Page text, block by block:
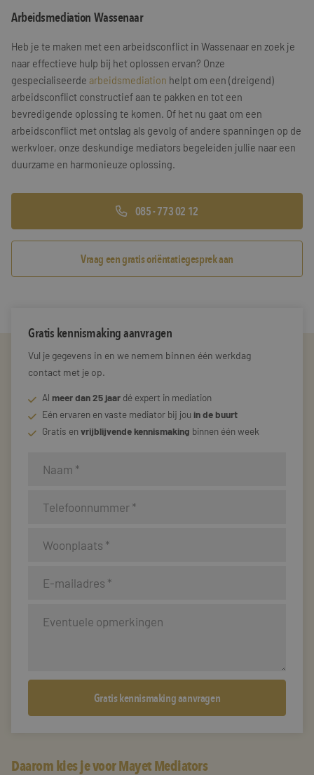
Training & Leiderschap
Referenties
Blogs
Documenten
Gratis folder
Contact
Arbeidsmediation Wassenaar
Heb je te maken met een arbeidsconflict in Wassenaar en zoek je
naar effectieve hulp bij het oplossen ervan? Onze
gespecialiseerde arbeidsmediation helpt om een (dreigend)
arbeidsconflict constructief aan te pakken en tot een
bevredigende oplossing te komen. Of het nu gaat om een
arbeidsconflict met ontslag als gevolg of andere spanningen op de
werkvloer, onze deskundige mediators begeleiden jullie naar een
duurzame en harmonieuze oplossing.
085 - 773 02 12
Vraag een gratis oriëntatiegesprek aan
Daarom kies je voor Mayet Mediators
Gratis kennismaking aanvragen
Vul je gegevens in en we nemem binnen één werkdag
contact met je op.
Al meer dan 25 jaar dé expert in mediation
Eén ervaren en vaste mediator bij jou in de buurt
Gratis envrijblijvende kennismaking binnen één week